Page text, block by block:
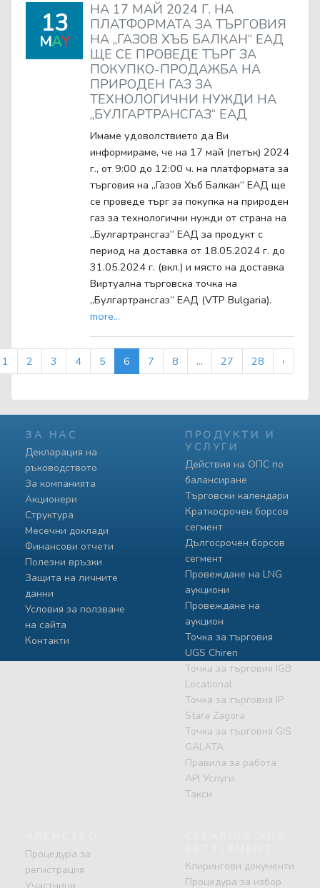
13
MAY
НА 17 МАЙ 2024 Г. НА
ПЛАТФОРМАТА ЗА ТЪРГОВИЯ
НА „ГАЗОВ ХЪБ БАЛКАН“ ЕАД
ЩЕ СЕ ПРОВЕДЕ ТЪРГ ЗА
ПОКУПКО-ПРОДАЖБА НА
ПРИРОДЕН ГАЗ ЗА
ТЕХНОЛОГИЧНИ НУЖДИ НА
„БУЛГАРТРАНСГАЗ“ ЕАД
Имаме удоволствието да Ви
информираме, че на 17 май (петък) 2024
г., от 9:00 до 12:00 ч. на платформата за
търговия на „Газов Хъб Балкан“ ЕАД ще
се проведе търг за покупка на природен
газ за технологични нужди от страна на
„Булгартрансгаз“ ЕАД за продукт с
период на доставка от 18.05.2024 г. до
31.05.2024 г. (вкл.) и място на доставка
Виртуална търговска точка на
„Булгартрансгаз“ ЕАД (VTP Bulgaria).
more...
1 2 3 4 5 6 7 8 ... 27 28 ›
ЗА НАС
Декларация на
ръководството
За компанията
Акционери
Структура
Месечни доклади
Финансови отчети
Полезни връзки
Защита на личните
данни
Условия за ползване
на сайта
Контакти
ПРОДУКТИ И
УСЛУГИ
Действия на ОПС по
балансиране
Търговски календари
Краткосрочен борсов
сегмент
Дългосрочен борсов
сегмент
Провеждане на LNG
аукциони
Провеждане на
аукцион
Точка за търговия
UGS Chiren
Точка за търговия IGB
Locational
Точка за търговия IP
Stara Zagora
Точка за търговия GIS
GALATA
Правила за работа
API Услуги
Такси
Процедура за
регистрация
Клирингови документи
Процедура за избор